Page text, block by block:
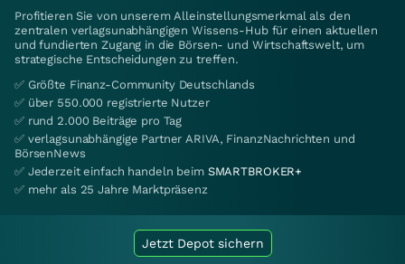
Profitieren Sie von unserem Alleinstellungsmerkmal als den
zentralen verlagsunabhängigen Wissens-Hub für einen aktuellen
und fundierten Zugang in die Börsen- und Wirtschaftswelt, um
strategische Entscheidungen zu treffen.
✅ Größte Finanz-Community Deutschlands
✅ über 550.000 registrierte Nutzer
✅ rund 2.000 Beiträge pro Tag
✅ verlagsunabhängige Partner ARIVA, FinanzNachrichten und
BörsenNews
✅ Jederzeit einfach handeln beim SMARTBROKER+
✅ mehr als 25 Jahre Marktpräsenz
Jetzt Depot sichern